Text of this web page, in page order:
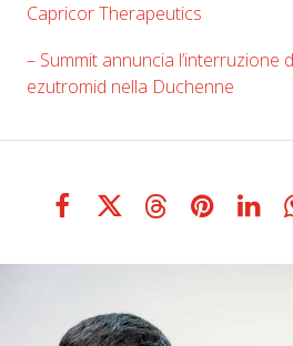
Capricor Therapeutics
– Summit annuncia l’interruzione
ezutromid nella Duchenne